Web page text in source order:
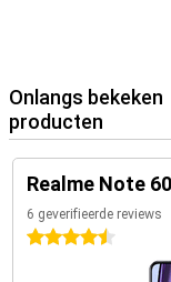
Onlangs bekeken
producten
Realme Note
6 geverifieerde reviews
4.5 sterren